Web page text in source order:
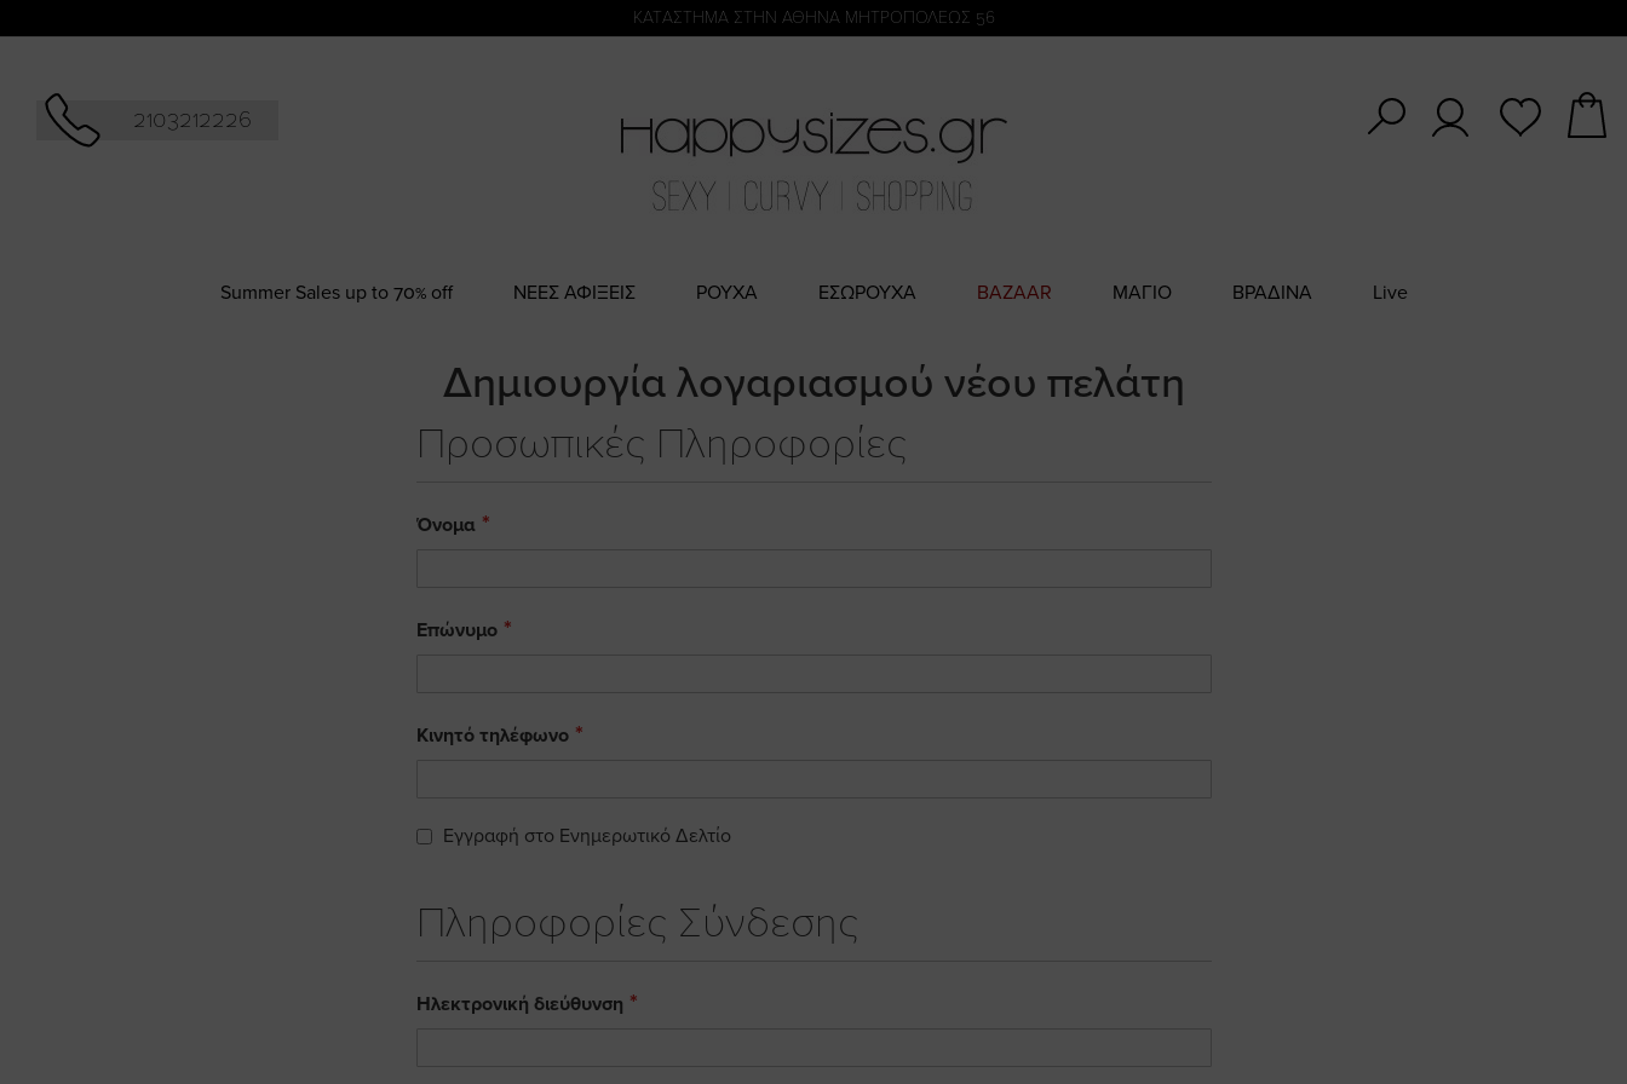
KATΑΣΤΗΜΑ ΣΤΗΝ ΑΘΗΝΑ ΜΗΤΡΟΠΟΛΕΩΣ 56
2103212226
Summer Sales up to 70% off NΕΕΣ ΑΦΙΞΕΙΣ ΡΟΥΧΑ ΕΣΩΡΟΥΧΑ BAZAAR ΜΑΓΙΟ ΒΡΑΔΙΝΑ Live
Δημιουργία λογαριασμού νέου πελάτη
Προσωπικές Πληροφορίες
Όνομα
Επώνυμο
Κινητό τηλέφωνο
Εγγραφή στο Ενημερωτικό Δελτίο
Πληροφορίες Σύνδεσης
Ηλεκτρονική διεύθυνση